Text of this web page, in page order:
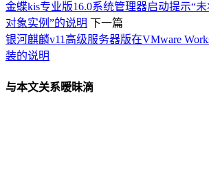
金蝶kis专业版16.0系统管理器启动提示“
对象实例”的说明 下一篇
银河麒麟v11高级服务器版在VMware
装的说明
与本文关系暧昧滴